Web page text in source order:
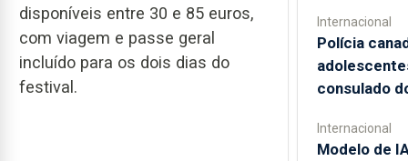
disponíveis entre 30 e 85 euros,
com viagem e passe geral
incluído para os dois dias do
festival.
Internacional
Polícia
consulado
Internacional
Modelo de